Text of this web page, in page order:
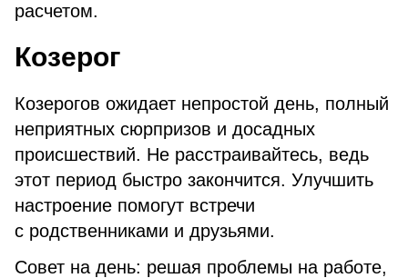
расчетом.
Козерог
Козерогов ожидает непростой день, полный
неприятных сюрпризов и досадных
происшествий. Не расстраивайтесь, ведь
этот период быстро закончится. Улучшить
настроение помогут встречи
с родственниками и друзьями.
Совет на день: решая проблемы на работе,